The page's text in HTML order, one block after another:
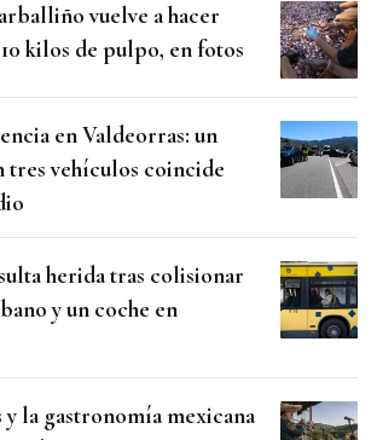
vuelve a hacer
kilos de pulpo, en fotos
en Valdeorras: un
tres vehículos coincide
herida tras colisionar
y un coche en
y la gastronomía mexicana